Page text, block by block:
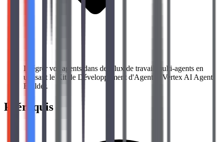
Intégrer vos agents dans des flux de travail multi-agents en
utilisant le Kit de Développement d'Agent et Vertex AI Agent
Builder.
Prérequis